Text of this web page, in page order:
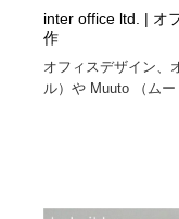
inter office ltd. | オ
作
オフィスデザイン、
ル）や Muuto （ム